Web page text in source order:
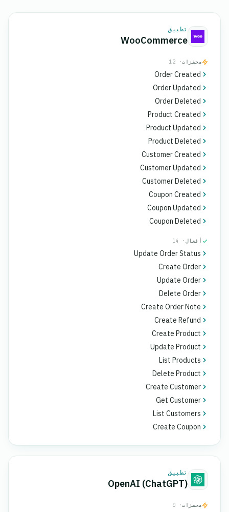
تطبيق
WooCommerce
محفزات· 12
Order Created
Order Updated
Order Deleted
Product Created
Product Updated
Product Deleted
Customer Created
Customer Updated
Customer Deleted
Coupon Created
Coupon Updated
Coupon Deleted
أفعال · 14
Update Order Status
Create Order
Update Order
Delete Order
Create Order Note
Create Refund
Create Product
Update Product
List Products
Delete Product
Create Customer
Get Customer
List Customers
Create Coupon
تطبيق
OpenAI (ChatGPT)
محفزات· 0